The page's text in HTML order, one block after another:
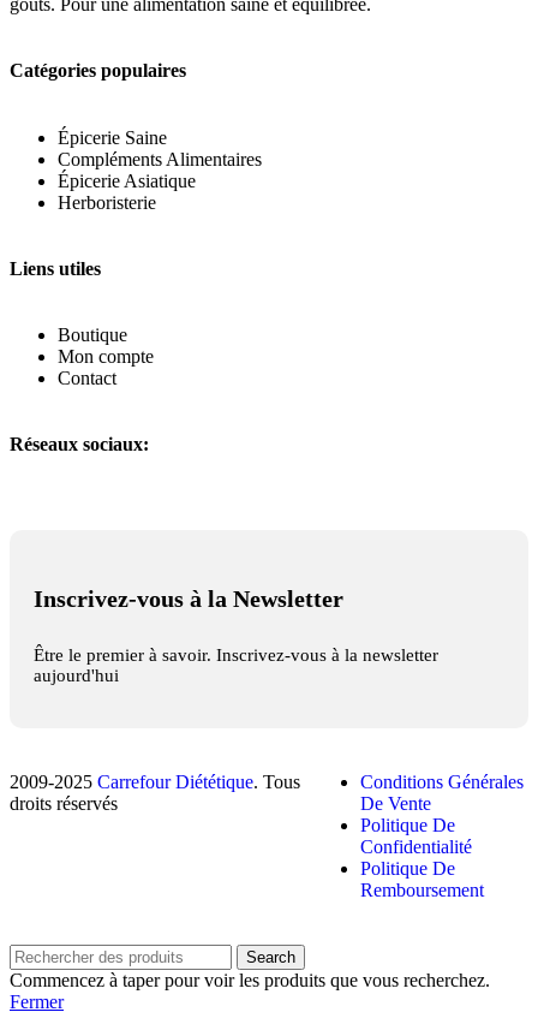
goûts. Pour une alimentation saine et équilibrée.
Catégories populaires
Épicerie Saine
Compléments Alimentaires
Épicerie Asiatique
Herboristerie
Liens utiles
Boutique
Mon compte
Contact
Réseaux sociaux:
Inscrivez-vous à la Newsletter
Être le premier à savoir. Inscrivez-vous à la newsletter
aujourd'hui
2009-2025 Carrefour Diététique. Tous
droits réservés
Conditions Générales
De Vente
Politique De
Confidentialité
Politique De
Remboursement
Search
Commencez à taper pour voir les produits que vous recherchez.
Fermer